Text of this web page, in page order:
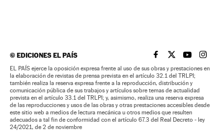
©EDICIONES EL PAÍS EL PAÍS BRASIL EN
EL PAÍSEL PAÍS
EL
EL PAÍS ejerce la oposición expresa frente al uso de sus obras y prestaciones en
la elaboración de revistas de prensa prevista en el artículo 32.1 del TRLPI;
también realiza la reserva expresa frente a la reproducción, distribución y
comunicación pública de sus trabajos y artículos sobre temas de actualidad
prevista en el artículo 33.1 del TRLPI; y, asimismo, realiza una reserva expresa
de las reproducciones y usos de las obras y otras prestaciones accesibles desde
este sitio web a medios de lectura mecánica u otros medios que resulten
adecuados a tal fin de conformidad con el artículo 67.3 del Real Decreto - ley
24/2021, de 2 de noviembre